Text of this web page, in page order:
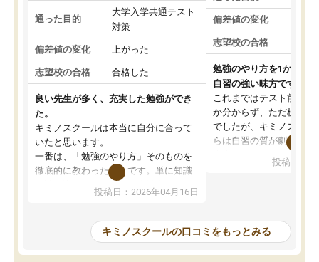
通った目的
大学入学共通テスト
対策
偏差値の変化 上がった
志望校の合格 合格した
良い先生が多く、充実した勉強ができ
た。
キミノスクールは本当に自分に合って
いたと思います。
一番は、「勉強のやり方」そのものを
徹底的に教わったことです。単に知識
を詰め込むのではなく、自学自習の習
慣が身につくよう並走してくれるの
はなくなりました。
講師の方との距離も近く、親身なコー
投稿日：2026年04月16日
偏差値の変化
志望校の合格
勉強のやり方を1から教
自習の強い味方です。
これまではテスト前に何
か分からず、ただ机に座
でしたが、キミノスクー
らは自習の質が劇的に変
を明確にしてくれるの
の仕方をコーチングして
ルなので、家での学習習
身につきました。結果と
投稿日：
キミノスクールの口コミをもっとみる